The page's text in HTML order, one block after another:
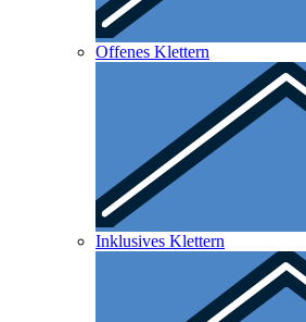
Offenes Klettern
Inklusives Klettern